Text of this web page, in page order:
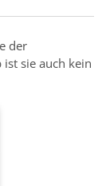
der
sie auch kein